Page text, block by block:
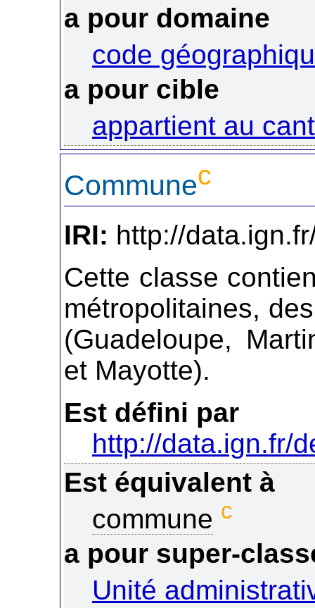
a pour domaine
code
a pour cible
appartient au
Communec
IRI: http://
Cette classe
métropolitaines,
(Guadeloupe,
et Mayotte).
Est défini par
http://data.ign.fr/
Est équivalent à
commune c
a pour super-
Unité